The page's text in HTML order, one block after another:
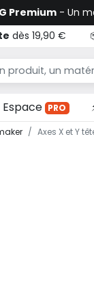
Premium - Un
dès 19,90 €
Espace PRO
Axes X et Y